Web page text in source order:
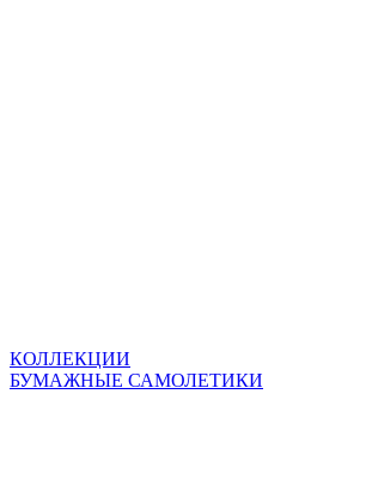
КОЛЛЕКЦИИ
БУМАЖНЫЕ САМОЛЕТИКИ